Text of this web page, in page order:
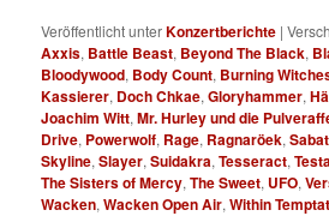
Veröffentlicht unterKonzertberichte |
Axxis, Battle Beast, Beyond The Black,
Bloodywood, Body Count, Burning
Kassierer, Doch Chkae,Gloryhammer,
Joachim Witt,Mr. Hurley und die
Drive, Powerwolf, Rage, Ragnaröek,
Skyline,Slayer,Suidakra,Tesseract,
The Sisters of Mercy,The Sweet, UFO,
Wacken,Wacken Open Air,Within